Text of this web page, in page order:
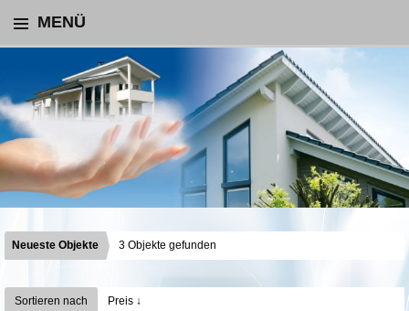
MENÜ
Neueste Objekte 3 Objekte gefunden
Sortieren nach Preis ↓